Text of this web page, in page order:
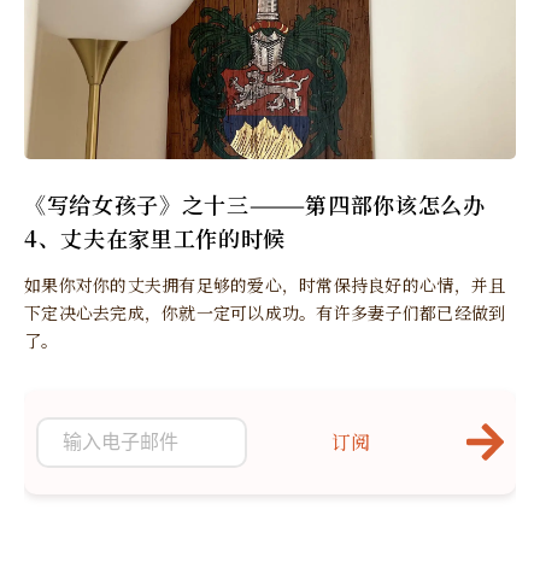
《写给女孩子》之十三———第四部你该怎么办
4、丈夫在家里工作的时候
如果你对你的丈夫拥有足够的爱心，时常保持良好的心情，并且
下定决心去完成，你就一定可以成功。有许多妻子们都已经做到
了。
订阅